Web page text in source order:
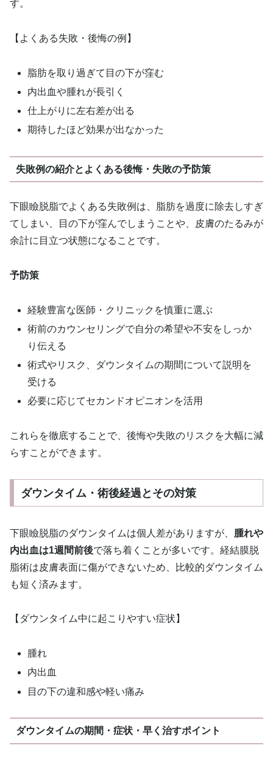
す。
【よくある失敗・後悔の例】
脂肪を取り過ぎて目の下が窪む
内出血や腫れが長引く
仕上がりに左右差が出る
期待したほど効果が出なかった
失敗例の紹介とよくある後悔・失敗の予防策
下眼瞼脱脂でよくある失敗例は、脂肪を過度に除去しすぎ
てしまい、目の下が窪んでしまうことや、皮膚のたるみが
余計に目立つ状態になることです。
予防策
経験豊富な医師・クリニックを慎重に選ぶ
術前のカウンセリングで自分の希望や不安をしっか
り伝える
術式やリスク、ダウンタイムの期間について説明を
受ける
必要に応じてセカンドオピニオンを活用
これらを徹底することで、後悔や失敗のリスクを大幅に減
らすことができます。
ダウンタイム・術後経過とその対策
下眼瞼脱脂のダウンタイムは個人差がありますが、 腫れや
内出血は1週間前後で落ち着くことが多いです。経結膜脱
脂術は皮膚表面に傷ができないため、比較的ダウンタイム
も短く済みます。
【ダウンタイム中に起こりやすい症状】
腫れ
内出血
目の下の違和感や軽い痛み
ダウンタイムの期間・症状・早く治すポイント